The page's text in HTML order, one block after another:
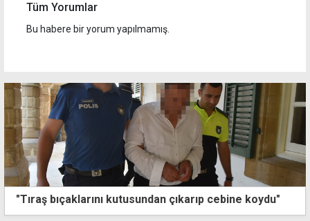
Tüm Yorumlar
Bu habere bir yorum yapılmamış.
"Tıraş bıçaklarını kutusundan çıkarıp cebine koydu"